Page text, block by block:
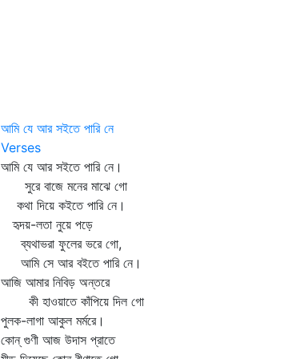
আমি যে আর সইতে পারি নে
Verses
আমি যে আর সইতে পারি নে।
সুরে বাজে মনের মাঝে গো
কথা দিয়ে কইতে পারি নে।
হৃদয়-লতা নুয়ে পড়ে
ব্যথাভরা ফুলের ভরে গো,
আমি সে আর বইতে পারি নে।
আজি আমার নিবিড় অন্তরে
কী হাওয়াতে কাঁপিয়ে দিল গো
পুলক-লাগা আকুল মর্মরে।
কোন্‌ গুণী আজ উদাস প্রাতে